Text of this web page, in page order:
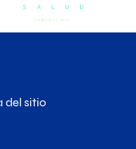
del sitio